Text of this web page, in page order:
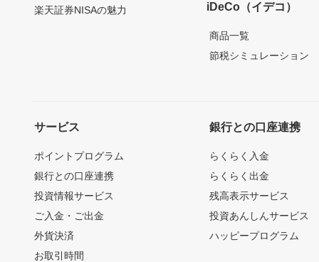
楽天証券NISAの魅力
iDeCo（イデコ）
商品一覧
節税シミュレーション
サービス
ポイントプログラム
銀行との口座連携
投資情報サービス
ご入金・ご出金
外貨決済
お取引時間
銀行との口座連携
らくらく入金
らくらく出金
残高表示サービス
投資あんしんサービス
ハッピープログラム